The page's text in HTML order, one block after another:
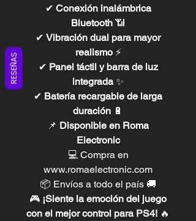
✔ Conexión inalámbrica
Bluetooth 📶
✔ Vibración dual para mayor
realismo⚡
✔ Panel táctil y barra de luz
integrada✨
✔ Batería recargable de larga
duración 🔋
📌 Disponible en Roma
Electronic
💻 Compra en
www.romaelectronic.com
📦 Envíos a todo el país 🚚
🎮 ¡Siente la emoción del juego
con el mejor control para PS4! 🔥
RESEÑAS